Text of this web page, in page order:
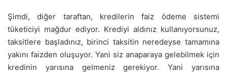
Şimdi, diğer taraftan, kredilerin faiz ödeme sistemi
tüketiciyi mağdur ediyor. Krediyi aldınız kullanıyorsunuz,
taksitlere başladınız, birinci taksitin neredeyse tamamına
yakını faizden oluşuyor. Yani siz anaparaya gelebilmek için
kredinin yarısına gelmeniz gerekiyor. Yani yarısına